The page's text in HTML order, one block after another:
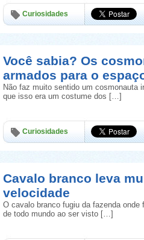
Curiosidades
Você sabia? Os
armados para o
Não faz muito sentido um cosmonauta
que isso era um costume dos […]
Curiosidades
Cavalo branco leva
velocidade
O cavalo branco fugiu da fazenda
de todo mundo ao ser visto […]